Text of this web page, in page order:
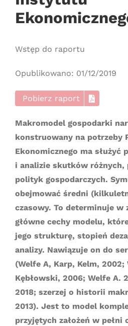
Wstęp do raportu
Opublikowano: 01/12/2019
Pobierz raport
Makromodel gospodarki
konstruowany na potrzeby
Ekonomicznego ma służyć
i analizie skutków różnych,
polityk gospodarczych.
obejmować średni
czasowy. To determinuje w
główne cechy modelu,
jego strukturę, stopień
analizy. Nawiązuje on do
(Welfe A, Karp, Kelm, 2002;
Kębłowski, 2006; Welfe A.
2018; szerzej o historii
2013). Jest to model
przyjętych założeń w pełni